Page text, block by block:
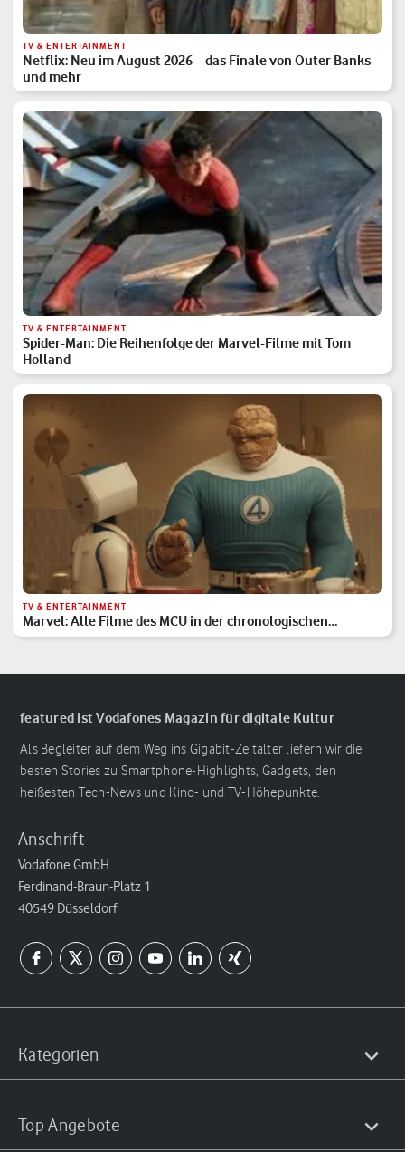
TV & ENTERTAINMENT
Netflix: Neu im August 2026 – das Finale von Outer Banks
und mehr
TV & ENTERTAINMENT
Spider-Man: Die Reihenfolge der Marvel-Filme mit Tom
Holland
TV & ENTERTAINMENT
Marvel: Alle Filme des MCU in der chronologischen
Reihenfolge
featured ist Vodafones Magazin für digitale Kultur
Als Begleiter auf dem Weg ins Gigabit-Zeitalter liefern wir die
besten Stories zu Smartphone-Highlights, Gadgets, den
heißesten Tech-News und Kino- und TV-Höhepunkte.
Anschrift
Vodafone GmbH
Ferdinand-Braun-Platz 1
40549 Düsseldorf
Kategorien
Top Angebote